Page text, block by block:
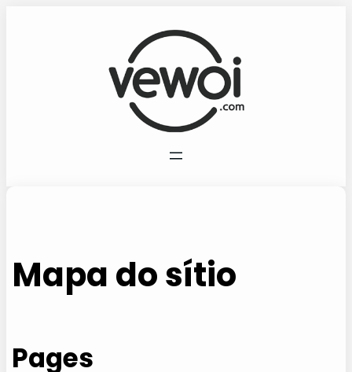
Mapa do sítio
Pages